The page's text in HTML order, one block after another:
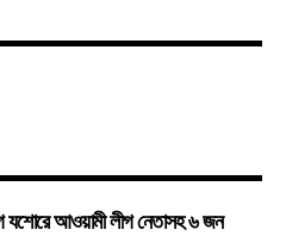
যশোরে আওয়ামী লীগ নেতাসহ ৬ জন